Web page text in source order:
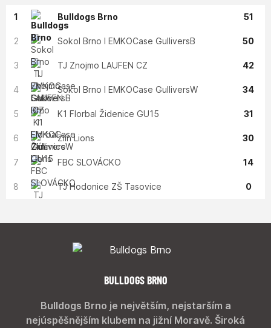
1 Bulldogs Brno 51
2 Sokol Brno I EMKOCase GulliversB 50
3 TJ Znojmo LAUFEN CZ 42
4 Sokol Brno I EMKOCase GulliversW 34
5 K1 Florbal Židenice GU15 31
6 Zlín Lions 30
7 FBC SLOVÁCKO 14
8 TJ Hodonice ZŠ Tasovice 0
BULLDOGS BRNO
Bulldogs Brno je největším, nejstarším a
nejúspěšnějším klubem na jižní Moravě. Široká